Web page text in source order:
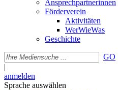
Ansprechpartnerinnen
Förderverein
Aktivitäten
WerWieWas
Geschichte
GO
|
anmelden
Sprache auswählen